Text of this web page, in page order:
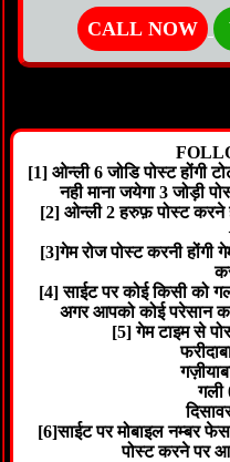
CALL NOW
[1] ओन्ली 6 जोडि पोस्ट होंगी
नही माना जयेगा 3 जोड़ी
[2] ओन्ली 2 हरुफ़ पोस्ट करने
[3]गेम रोज पोस्ट करनी होंगी
[4] साईट पर कोई किसी को
अगर आपको कोई परेसान
[5] गेम टाइम से
गली
[6]साईट पर मोबाइल नम्बर
पोस्ट करने पर